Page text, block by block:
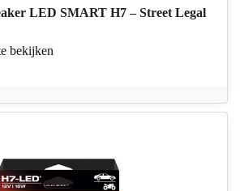
LED SMART H7 – Street Legal
bekijken